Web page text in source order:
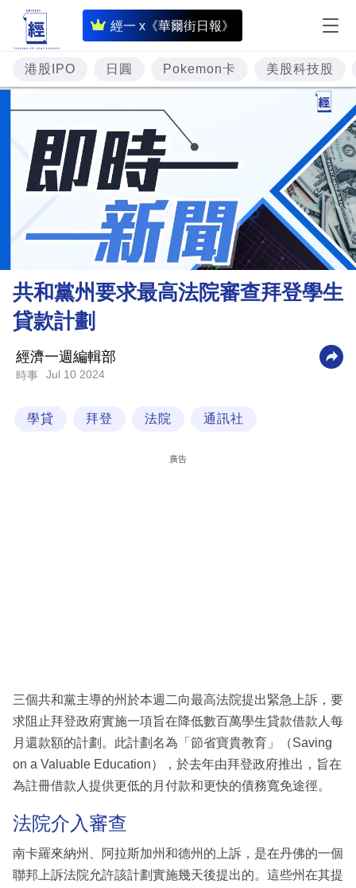
經一 x《華爾街日報》
即
時
財
經
專
題
投
資
樓
市
財
業
科
區
港股IPO 日圓 Pokemon卡 美股科技股
共和黨州要求最高法院審查拜登學生
貸款計劃
經濟一週編輯部
時事 Jul 10 2024
學貸 拜登 法院 通訊社
廣告
三個共和黨主導的州於本週二向最高法院提出緊急上訴，要
求阻止拜登政府實施一項旨在降低數百萬學生貸款借款人每
月還款額的計劃。此計劃名為「節省寶貴教育」（Saving
on a Valuable Education），於去年由拜登政府推出，旨在
為註冊借款人提供更低的月付款和更快的債務寬免途徑。
法院介入審查
南卡羅來納州、阿拉斯加州和德州的上訴，是在丹佛的一個
聯邦上訴法院允許該計劃實施幾天後提出的。這些州在其提